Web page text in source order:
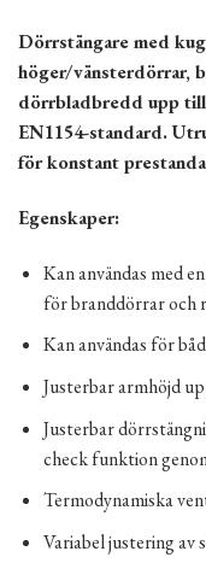
Dörrstängare med
höger/vänsterdörrar,
dörrbladbredd upp till
EN1154-standard.
för konstant
Egenskaper:
Kan användas med
för branddörrar och
Kan användas för
Justerbar armhöjd
Justerbar
check funktion
Termodynamiska
Variabel justering av